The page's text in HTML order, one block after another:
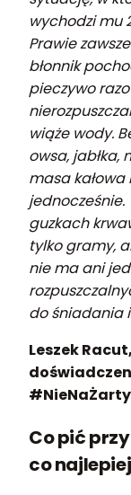
wychodzi mu
Prawie
błonnik
pieczywo
wiąże wody.
owsa, jabłka,
masa
jednocześnie.
guzkach
tylko gramy,
nie ma ani
do śniadania
Leszek
Co pić
co